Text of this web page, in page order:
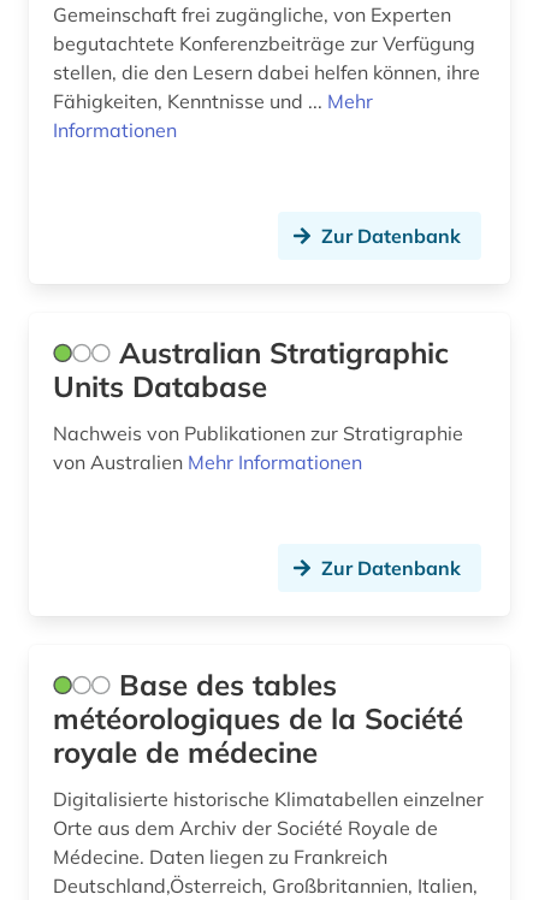
ichthyologie (1)
immobilienbewertung (1)
informationswissenschaften (1)
infrastruktur (1)
ingenieurbau (1)
ingenieurwissenschaften (6)
international (1)
international energy agency (1)
internationale politik (1)
islamische studien (1)
Gemeinschaft frei zugängliche, von Experten
begutachtete Konferenzbeiträge zur Verfügung
stellen, die den Lesern dabei helfen können, ihre
Fähigkeiten, Kenntnisse und ... Mehr
Informationen
Zur Datenbank
Australian Stratigraphic
Units Database
Nachweis von Publikationen zur Stratigraphie
von Australien Mehr Informationen
Zur Datenbank
Base des tables
météorologiques de la Société
royale de médecine
Digitalisierte historische Klimatabellen einzelner
Orte aus dem Archiv der Société Royale de
Médecine. Daten liegen zu Frankreich
Deutschland,Österreich, Großbritannien, Italien,